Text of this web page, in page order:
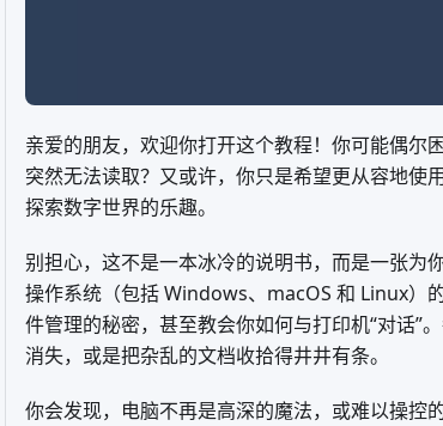
亲爱的朋友，欢迎你打开这个教程！你可能偶尔
突然无法读取？又或许，你只是希望更从容地
探索数字世界的乐趣。
别担心，这不是一本冰冷的说明书，而是一张为
操作系统（包括 Windows、macOS 和 Linux）
件管理的秘密，甚至教会你如何与打印机“对话”
消失，或是把杂乱的文档收拾得井井有条。
你会发现，电脑不再是高深的魔法，或难以操控